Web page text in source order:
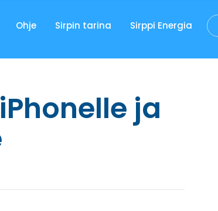
Ohje Sirpin tarina Sirppi Energia
ja